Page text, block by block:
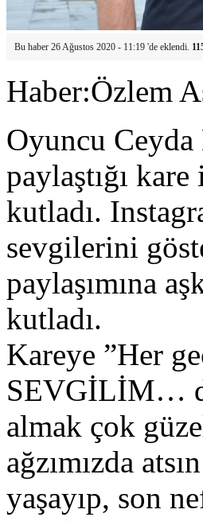
Bu haber 26 Ağustos 2020 - 11:19 'de eklendi.
Haber:Özlem
Oyuncu Ceyda
paylaştığı
kutladı.
sevgilerini
paylaşımına
kutladı.
Kareye ”Her
SEVGİLİM…
almak çok
ağzımızda
yaşayıp, son